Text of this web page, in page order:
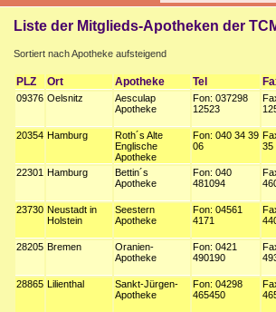
Liste der Mitglieds-Apotheken der
Sortiert nach Apotheke aufsteigend
PLZ Ort Apotheke Tel
09376 Oelsnitz
Aesculap
Apotheke
Fon: 037298
12523
20354 Hamburg
Roth´s Alte
Englische
Apotheke
Fon: 040 34 39
06
35
22301 Hamburg
Bettin´s
Apotheke
Fon: 040
481094
23730 Neustadt in
Holstein
Seestern
Apotheke
Fon: 04561
4171
28205 Bremen
Oranien-
Apotheke
Fon: 0421
490190
28865 Lilienthal
Sankt-Jürgen-
Apotheke
Fon: 04298
465450